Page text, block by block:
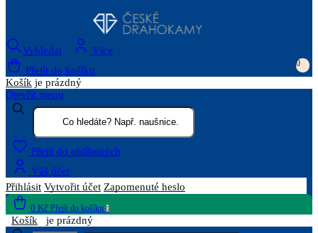
Vyhledat
Více
Přejít do košíku
0
Košík je prázdný
Otevřít menu
Přejít do oblíbených
Váš účet
Přihlásit Vytvořit účet Zapomenuté heslo
0 Kč Přejít do košíku 0
Košík je prázdný